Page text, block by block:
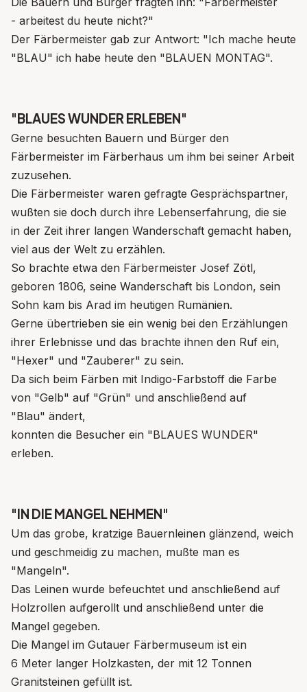
- arbeitest du heute nicht?"
Der Färbermeister gab zur Antwort: "Ich mache heute
"BLAU" ich habe heute den "BLAUEN MONTAG".
"BLAUES WUNDER ERLEBEN"
Gerne besuchten Bauern und Bürger den
Färbermeister im Färberhaus um ihm bei seiner Arbeit
zuzusehen.
Die Färbermeister waren gefragte Gesprächspartner,
wußten sie doch durch ihre Lebenserfahrung, die sie
in der Zeit ihrer langen Wanderschaft gemacht haben,
viel aus der Welt zu erzählen.
So brachte etwa den Färbermeister Josef Zötl,
geboren 1806, seine Wanderschaft bis London, sein
Sohn kam bis Arad im heutigen Rumänien.
Gerne übertrieben sie ein wenig bei den Erzählungen
ihrer Erlebnisse und das brachte ihnen den Ruf ein,
"Hexer" und "Zauberer" zu sein.
Da sich beim Färben mit Indigo-Farbstoff die Farbe
von "Gelb" auf "Grün" und anschließend auf
"Blau" ändert,
konnten die Besucher ein "BLAUES WUNDER"
erleben.
"IN DIE MANGEL NEHMEN"
Um das grobe, kratzige Bauernleinen glänzend, weich
und geschmeidig zu machen, mußte man es
"Mangeln".
Das Leinen wurde befeuchtet und anschließend auf
Holzrollen aufgerollt und anschließend unter die
Mangel gegeben.
Die Mangel im Gutauer Färbermuseum ist ein
6 Meter langer Holzkasten, der mit 12 Tonnen
Granitsteinen gefüllt ist.